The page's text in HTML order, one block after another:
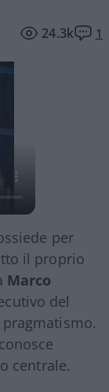
24.3k 1
per
il proprio
Marco
del
centrale.